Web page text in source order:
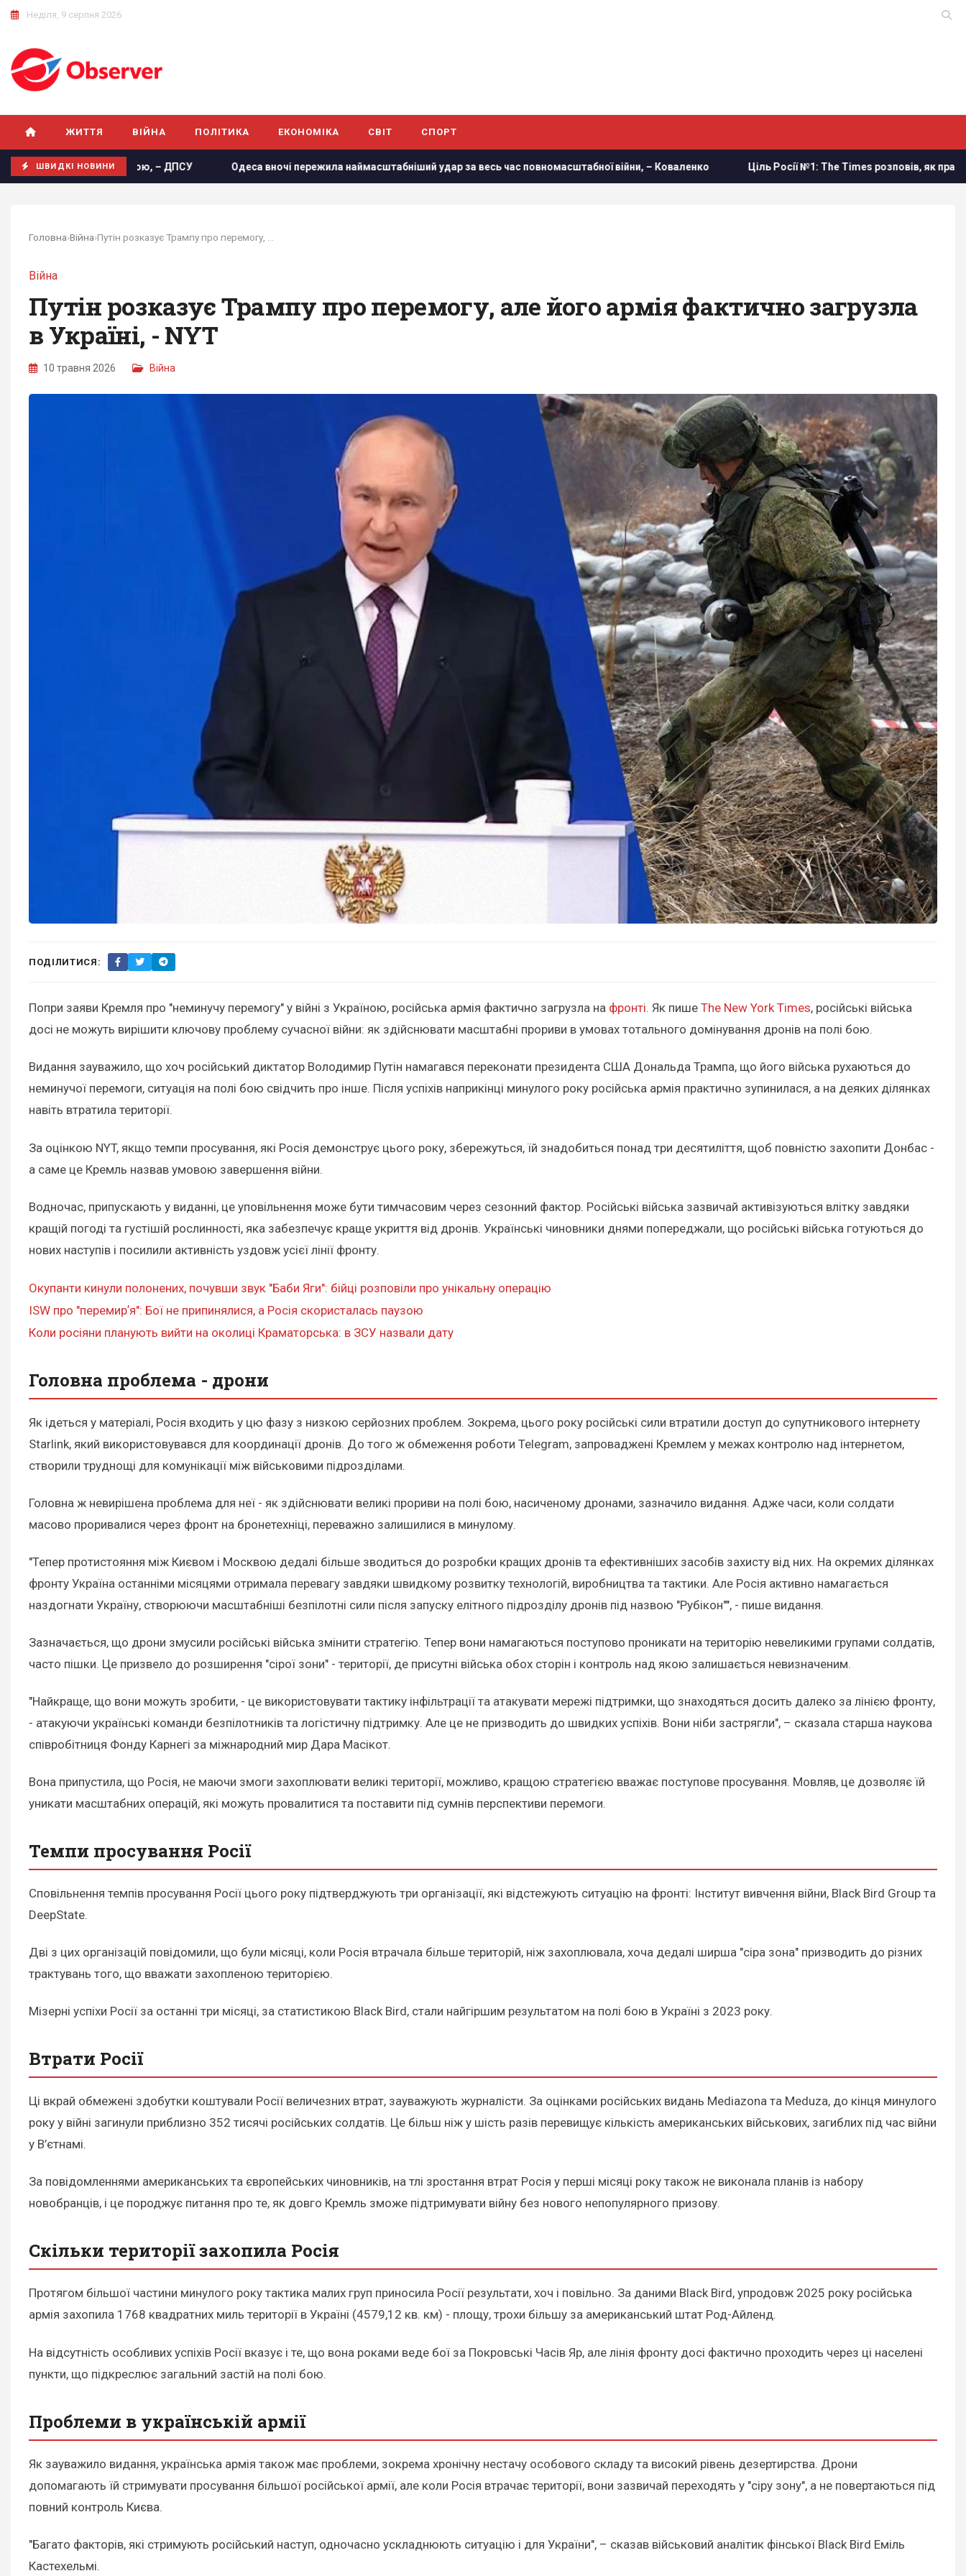
Неділя, 9 серпня 2026
ЖИТТЯ ВІЙНА ПОЛІТИКА ЕКОНОМІКА СВІТ СПОРТ
ШВИДКІ НОВИНИ
Молдовою, – ДПСУ Одеса вночі пережила наймасштабніший удар за весь час повномасштабної війни, – Коваленко Ціль Росії №1: The Times розповів, як працює український
Головна›Війна›
Війна
Путін розказує Трампу про перемогу, але його армія фактично загрузла
в Україні, - NYT
10 травня 2026 Війна
ПОДІЛИТИСЯ:
Попри заяви Кремля про "неминучу перемогу" у війні з Україною, російська армія фактично загрузла на фронті. Як пише The New York Times, російські війська
досі не можуть вирішити ключову проблему сучасної війни: як здійснювати масштабні прориви в умовах тотального домінування дронів на полі бою.
Видання зауважило, що хоч російський диктатор Володимир Путін намагався переконати президента США Дональда Трампа, що його війська рухаються до
неминучої перемоги, ситуація на полі бою свідчить про інше. Після успіхів наприкінці минулого року російська армія практично зупинилася, а на деяких ділянках
навіть втратила території.
За оцінкою NYT, якщо темпи просування, які Росія демонструє цього року, збережуться, їй знадобиться понад три десятиліття, щоб повністю захопити Донбас -
а саме це Кремль назвав умовою завершення війни.
Водночас, припускають у виданні, це уповільнення може бути тимчасовим через сезонний фактор. Російські війська зазвичай активізуються влітку завдяки
кращій погоді та густішій рослинності, яка забезпечує краще укриття від дронів. Українські чиновники днями попереджали, що російські війська готуються до
нових наступів і посилили активність уздовж усієї лінії фронту.
Окупанти кинули полонених, почувши звук "Баби Яги": бійці розповіли про унікальну операцію
ISW про "перемирʼя": Бої не припинялися, а Росія скористалась паузою
Коли росіяни планують вийти на околиці Краматорська: в ЗСУ назвали дату
Головна проблема - дрони
Як ідеться у матеріалі, Росія входить у цю фазу з низкою серйозних проблем. Зокрема, цього року російські сили втратили доступ до супутникового інтернету
Starlink, який використовувався для координації дронів. До того ж обмеження роботи Telegram, запроваджені Кремлем у межах контролю над інтернетом,
створили труднощі для комунікації між військовими підрозділами.
Головна ж невирішена проблема для неї - як здійснювати великі прориви на полі бою, насиченому дронами, зазначило видання. Адже часи, коли солдати
масово проривалися через фронт на бронетехніці, переважно залишилися в минулому.
"Тепер протистояння між Києвом і Москвою дедалі більше зводиться до розробки кращих дронів та ефективніших засобів захисту від них. На окремих ділянках
фронту Україна останніми місяцями отримала перевагу завдяки швидкому розвитку технологій, виробництва та тактики. Але Росія активно намагається
наздогнати Україну, створюючи масштабніші безпілотні сили після запуску елітного підрозділу дронів під назвою "Рубікон"", - пише видання.
Зазначається, що дрони змусили російські війська змінити стратегію. Тепер вони намагаються поступово проникати на територію невеликими групами солдатів,
часто пішки. Це призвело до розширення "сірої зони" - території, де присутні війська обох сторін і контроль над якою залишається невизначеним.
"Найкраще, що вони можуть зробити, - це використовувати тактику інфільтрації та атакувати мережі підтримки, що знаходяться досить далеко за лінією фронту,
- атакуючи українські команди безпілотників та логістичну підтримку. Але це не призводить до швидких успіхів. Вони ніби застрягли", – сказала старша наукова
співробітниця Фонду Карнегі за міжнародний мир Дара Масікот.
Вона припустила, що Росія, не маючи змоги захоплювати великі території, можливо, кращою стратегією вважає поступове просування. Мовляв, це дозволяє їй
уникати масштабних операцій, які можуть провалитися та поставити під сумнів перспективи перемоги.
Темпи просування Росії
Сповільнення темпів просування Росії цього року підтверджують три організації, які відстежують ситуацію на фронті: Інститут вивчення війни, Black Bird Group та
DeepState.
Дві з цих організацій повідомили, що були місяці, коли Росія втрачала більше територій, ніж захоплювала, хоча дедалі ширша "сіра зона" призводить до різних
трактувань того, що вважати захопленою територією.
Мізерні успіхи Росії за останні три місяці, за статистикою Black Bird, стали найгіршим результатом на полі бою в Україні з 2023 року.
Втрати Росії
Ці вкрай обмежені здобутки коштували Росії величезних втрат, зауважують журналісти. За оцінками російських видань Mediazona та Meduza, до кінця минулого
року у війні загинули приблизно 352 тисячі російських солдатів. Це більш ніж у шість разів перевищує кількість американських військових, загиблих під час війни
у В’єтнамі.
За повідомленнями американських та європейських чиновників, на тлі зростання втрат Росія у перші місяці року також не виконала планів із набору
новобранців, і це породжує питання про те, як довго Кремль зможе підтримувати війну без нового непопулярного призову.
Скільки території захопила Росія
Протягом більшої частини минулого року тактика малих груп приносила Росії результати, хоч і повільно. За даними Black Bird, упродовж 2025 року російська
армія захопила 1768 квадратних миль території в Україні (4579,12 кв. км) - площу, трохи більшу за американський штат Род-Айленд.
На відсутність особливих успіхів Росії вказує і те, що вона роками веде бої за Покровські Часів Яр, але лінія фронту досі фактично проходить через ці населені
пункти, що підкреслює загальний застій на полі бою.
Проблеми в українській армії
Як зауважило видання, українська армія також має проблеми, зокрема хронічну нестачу особового складу та високий рівень дезертирства. Дрони
допомагають їй стримувати просування більшої російської армії, але коли Росія втрачає території, вони зазвичай переходять у "сіру зону", а не повертаються під
повний контроль Києва.
"Багато факторів, які стримують російський наступ, одночасно ускладнюють ситуацію і для України", – сказав військовий аналітик фінської Black Bird Еміль
Кастехельмі.